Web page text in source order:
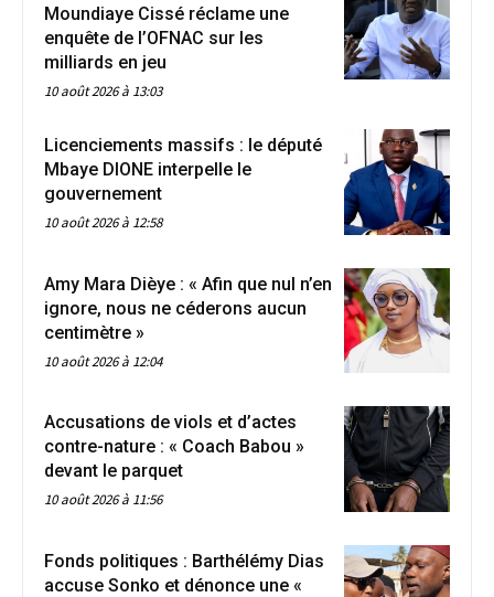
Moundiaye Cissé réclame une
enquête de l’OFNAC sur les
milliards en jeu
10 août 2026 à 13:03
Licenciements massifs : le député
Mbaye DIONE interpelle le
gouvernement
10 août 2026 à 12:58
Amy Mara Dièye : « Afin que nul n’en
ignore, nous ne céderons aucun
centimètre »
10 août 2026 à 12:04
Accusations de viols et d’actes
contre-nature : « Coach Babou »
devant le parquet
10 août 2026 à 11:56
Fonds politiques : Barthélémy Dias
accuse Sonko et dénonce une «